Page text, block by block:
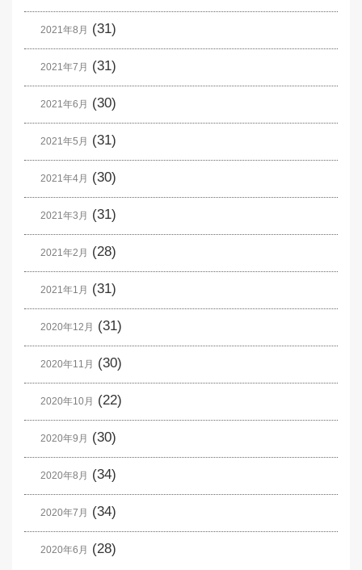
2021年8月 (31)
2021年7月 (31)
2021年6月 (30)
2021年5月 (31)
2021年4月 (30)
2021年3月 (31)
2021年2月 (28)
2021年1月 (31)
2020年12月 (31)
2020年11月 (30)
2020年10月 (22)
2020年9月 (30)
2020年8月 (34)
2020年7月 (34)
2020年6月 (28)